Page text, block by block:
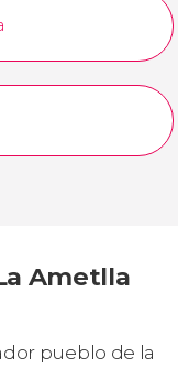
Ametlla
pueblo de la